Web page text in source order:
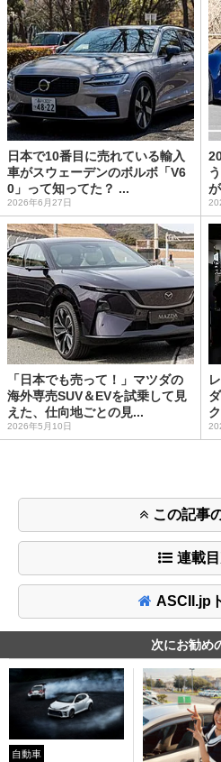
日本で10番目に売れている輸入
車がスウェーデンのボルボ「V6
0」って知ってた？ ...
2026年6月27日
「日本でも売って！」マツダの
海外専売SUV＆EVを試乗して見
えた、仕向地ごとの見...
2026年5月10日
この記事
連載
ASCII.jp
次にお勧め
自動車